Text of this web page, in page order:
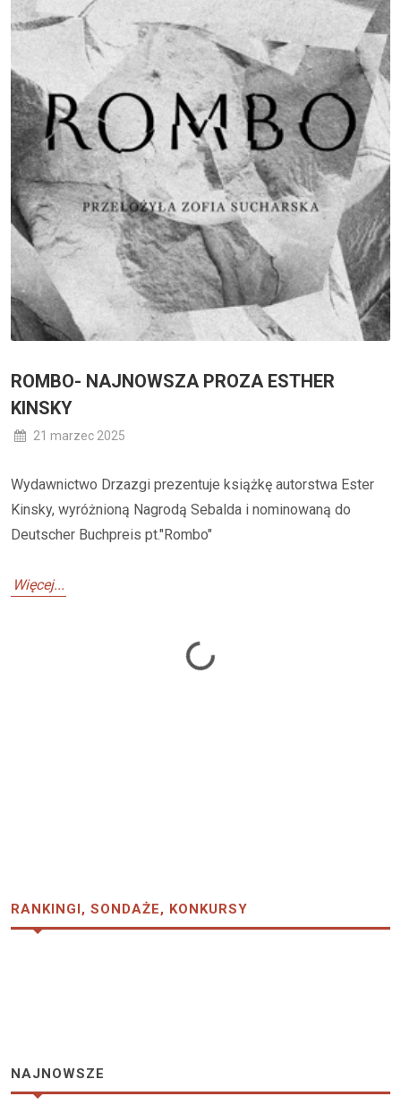
ROMBO- NAJNOWSZA PROZA ESTHER
KINSKY
21 marzec 2025
Wydawnictwo Drzazgi prezentuje książkę autorstwa Ester
Kinsky, wyróżnioną Nagrodą Sebalda i nominowaną do
Deutscher Buchpreis pt."Rombo"
Więcej...
Loading...
RANKINGI, SONDAŻE, KONKURSY
NAJNOWSZE